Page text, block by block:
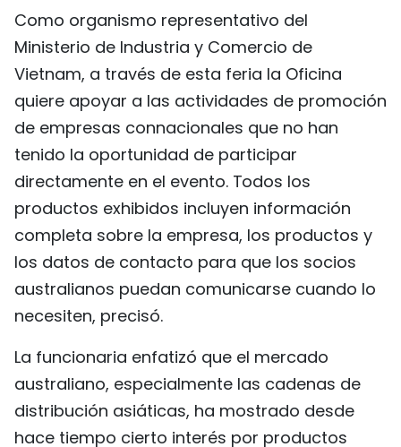
Como organismo representativo del
Ministerio de Industria y Comercio de
Vietnam, a través de esta feria la Oficina
quiere apoyar a las actividades de promoción
de empresas connacionales que no han
tenido la oportunidad de participar
directamente en el evento. Todos los
productos exhibidos incluyen información
completa sobre la empresa, los productos y
los datos de contacto para que los socios
australianos puedan comunicarse cuando lo
necesiten, precisó.
La funcionaria enfatizó que el mercado
australiano, especialmente las cadenas de
distribución asiáticas, ha mostrado desde
hace tiempo cierto interés por productos